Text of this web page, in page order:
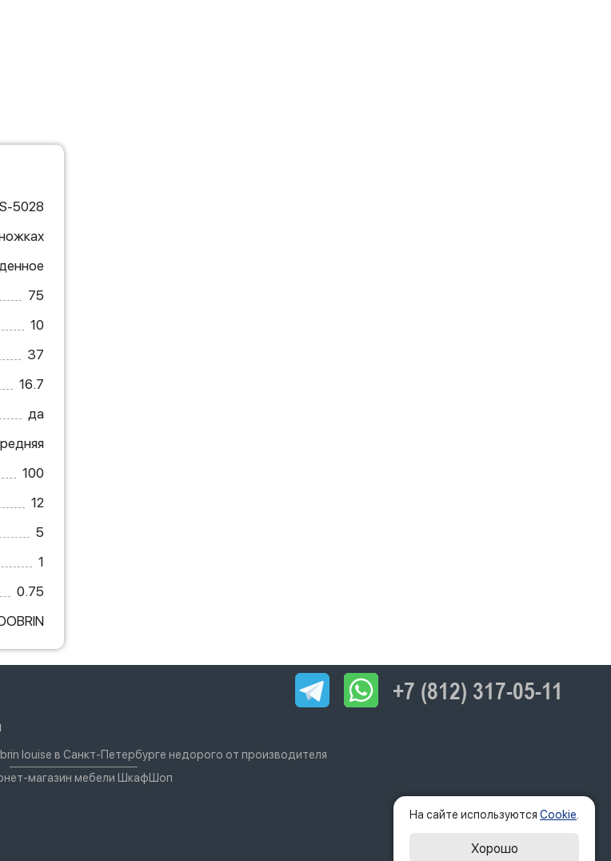
5028
75
10
37
16.7
да
100
12
5
1
0.75
+7 (812) 317-05-11
louise в Санкт-Петербурге недорого от производителя
магазин мебели ШкафШоп
На сайте используются Cookie
Хорошо